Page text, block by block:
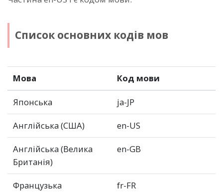
Список основних кодів мов
Мова Код мови
Японська ja-JP
Англійська (США) en-US
Англійська (Велика
Британія)
en-GB
Французька fr-FR